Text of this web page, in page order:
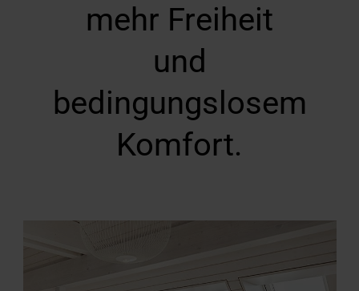
mehr Freiheit
und
bedingungslosem
Komfort.